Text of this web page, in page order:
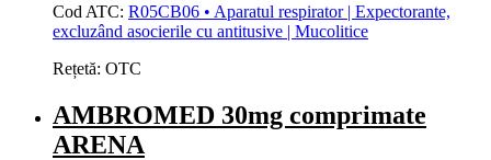
Cod ATC: R05CB06 • Aparatul respirator | Expectorante,
excluzând asocierile cu antitusive | Mucolitice
Rețetă: OTC
AMBROMED 30mg comprimate
ARENA